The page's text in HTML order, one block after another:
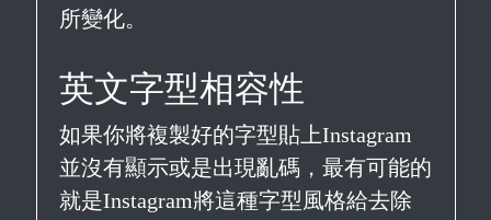
所變化。
英文字型相容性
如果你將複製好的字型貼上Instagram
並沒有顯示或是出現亂碼，最有可能的
就是Instagram將這種字型風格給去除